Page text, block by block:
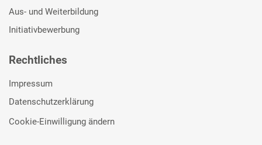
Aus- und Weiterbildung
Initiativbewerbung
Rechtliches
Impressum
Datenschutzerklärung
Cookie-Einwilligung ändern